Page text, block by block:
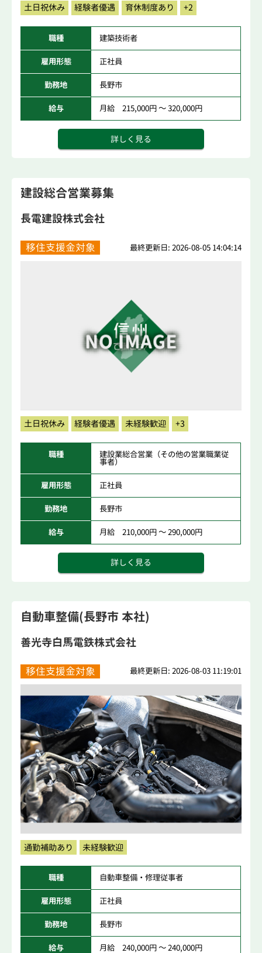
土日祝休み 経験者優遇 育休制度あり +2
職種 建築技術者
雇用形態 正社員
勤務地 長野市
給与 月給 215,000円 ～ 320,000円
詳しく見る
建設総合営業募集
長電建設株式会社
移住支援金対象 最終更新日: 2026-08-05 14:04:14
土日祝休み 経験者優遇 未経験歓迎 +3
職種 建設業総合営業（その他の営業職業従
事者）
雇用形態 正社員
勤務地 長野市
給与 月給 210,000円 ～ 290,000円
詳しく見る
自動車整備(長野市 本社)
善光寺白馬電鉄株式会社
移住支援金対象 最終更新日: 2026-08-03 11:19:01
通勤補助あり 未経験歓迎
職種 自動車整備・修理従事者
雇用形態 正社員
勤務地 長野市
給与 月給 240,000円 ～ 240,000円